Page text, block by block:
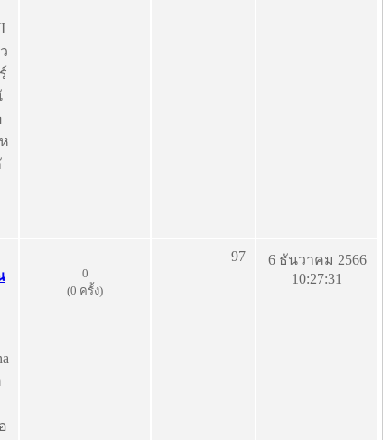
0
(0 ครั้ง)
97
6 ธันวาคม 2566
10:27:31